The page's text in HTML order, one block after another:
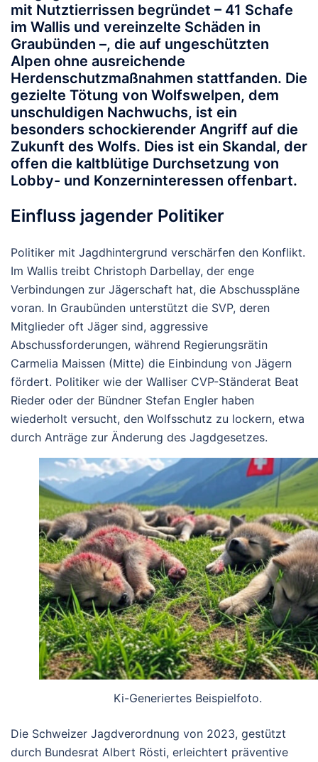
mit Nutztierrissen begründet – 41 Schafe
im Wallis und vereinzelte Schäden in
Graubünden –, die auf ungeschützten
Alpen ohne ausreichende
Herdenschutzmaßnahmen stattfanden. Die
gezielte Tötung von Wolfswelpen, dem
unschuldigen Nachwuchs, ist ein
besonders schockierender Angriff auf die
Zukunft des Wolfs. Dies ist ein Skandal, der
offen die kaltblütige Durchsetzung von
Lobby- und Konzerninteressen offenbart.
Einfluss jagender Politiker
Politiker mit Jagdhintergrund verschärfen den Konflikt.
Im Wallis treibt Christoph Darbellay, der enge
Verbindungen zur Jägerschaft hat, die Abschusspläne
voran. In Graubünden unterstützt die SVP, deren
Mitglieder oft Jäger sind, aggressive
Abschussforderungen, während Regierungsrätin
Carmelia Maissen (Mitte) die Einbindung von Jägern
fördert. Politiker wie der Walliser CVP-Ständerat Beat
Rieder oder der Bündner Stefan Engler haben
wiederholt versucht, den Wolfsschutz zu lockern, etwa
durch Anträge zur Änderung des Jagdgesetzes.
Ki-Generiertes Beispielfoto.
Die Schweizer Jagdverordnung von 2023, gestützt
durch Bundesrat Albert Rösti, erleichtert präventive